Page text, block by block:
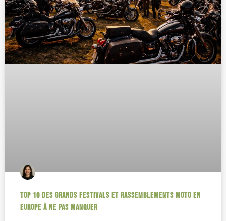
Top 10 des grands festivals et rassemblements moto en
Europe à ne pas manquer